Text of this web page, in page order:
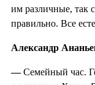
им различные, так
правильно. Все
Александр
—Семейный час.